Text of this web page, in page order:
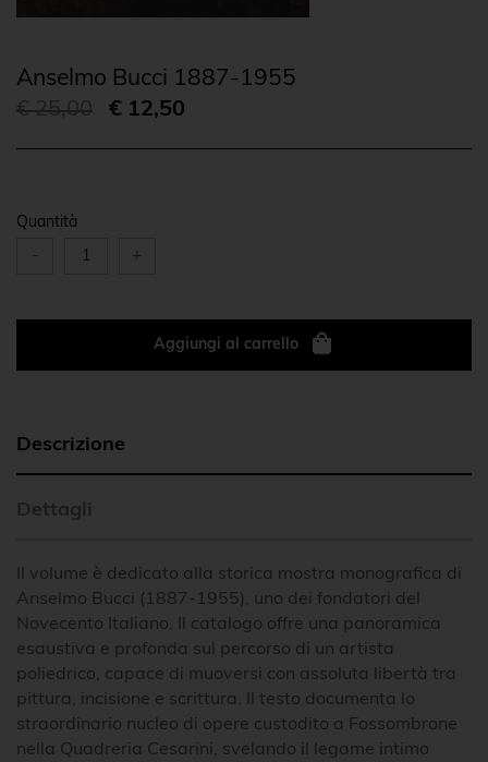
Anselmo Bucci 1887-1955
€ 25,00 € 12,50
Quantità
- +
Aggiungi al carrello
Descrizione
Dettagli
Il volume è dedicato alla storica mostra monografica di
Anselmo Bucci (1887-1955), uno dei fondatori del
Novecento Italiano. Il catalogo offre una panoramica
esaustiva e profonda sul percorso di un artista
poliedrico, capace di muoversi con assoluta libertà tra
pittura, incisione e scrittura. Il testo documenta lo
straordinario nucleo di opere custodito a Fossombrone
nella Quadreria Cesarini, svelando il legame intimo